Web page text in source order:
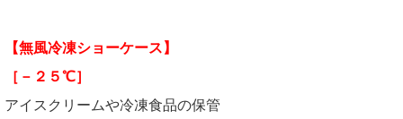
【無風冷凍ショーケース】
［－２５℃］
アイスクリームや冷凍食品の保管